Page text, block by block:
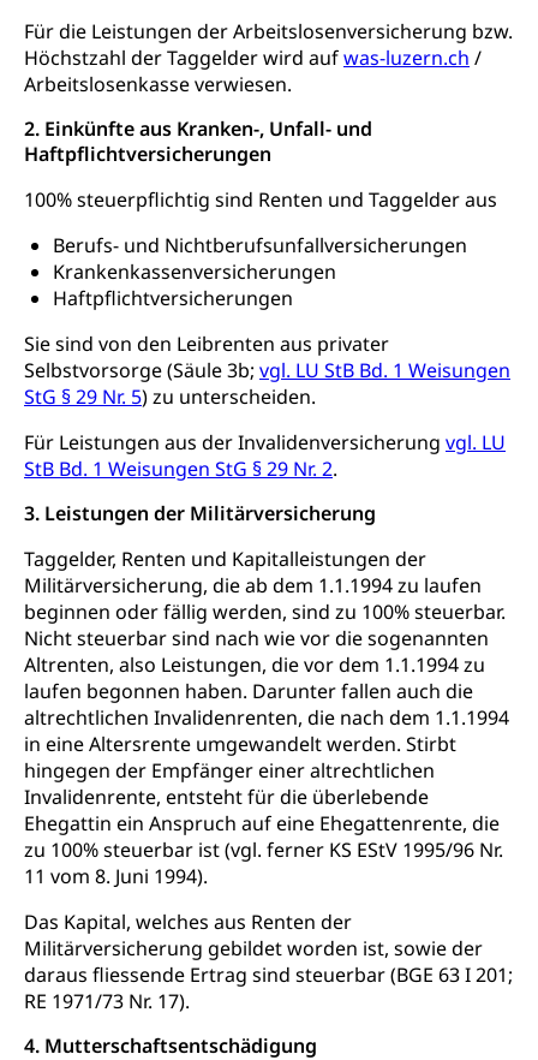
Für die Leistungen der Arbeitslosenversicherung bzw.
Höchstzahl der Taggelder wird aufwas-luzern.ch /
Arbeitslosenkasse verwiesen.
2. Einkünfte aus Kranken-, Unfall- und
Haftpflichtversicherungen
100% steuerpflichtig sind Renten und Taggelder aus
Berufs- und Nichtberufsunfallversicherungen
Krankenkassenversicherungen
Haftpflichtversicherungen
Sie sind von den Leibrenten aus privater
Selbstvorsorge (Säule 3b; vgl. LU StB Bd. 1 Weisungen
StG § 29 Nr. 5) zu unterscheiden.
Für Leistungen aus der Invalidenversicherung vgl. LU
StB Bd. 1 Weisungen StG § 29 Nr. 2.
3. Leistungen der Militärversicherung
Taggelder, Renten und Kapitalleistungen der
Militärversicherung, die ab dem 1.1.1994 zu laufen
beginnen oder fällig werden, sind zu 100% steuerbar.
Nicht steuerbar sind nach wie vor die sogenannten
Altrenten, also Leistungen, die vor dem 1.1.1994 zu
laufen begonnen haben. Darunter fallen auch die
altrechtlichen Invalidenrenten, die nach dem 1.1.1994
in eine Altersrente umgewandelt werden. Stirbt
hingegen der Empfänger einer altrechtlichen
Invalidenrente, entsteht für die überlebende
Ehegattin ein Anspruch auf eine Ehegattenrente, die
zu 100% steuerbar ist (vgl. ferner KS EStV 1995/96 Nr.
11 vom 8. Juni 1994).
Das Kapital, welches aus Renten der
Militärversicherung gebildet worden ist, sowie der
daraus fliessende Ertrag sind steuerbar (BGE 63 I 201;
RE 1971/73 Nr. 17).
4. Mutterschaftsentschädigung
Bücher, Bundesarchiv, Landesbibliothek
Staatsarchiv Luzern
Zentral- und Hochschulbibliothek
Archiv der Denkmalpflege
Kulturelle Einrichtungen
Museen, Theater, Bibliotheken
Dienststelle Kultur
Kunst & Kultur (Luzern Tourismus)
Kulturförderung
Kulturpolitik, Sprachförderung, Denkmalpflege,
kulturelles Angebot, Kulturerbe, kulturelles Erbe,
Nachwuchsförderung, Vermittlung, Selektive
Förderung, Kulturausschreibungen, Kulturpreis,
Werkbeitrag, Produktionsbeitrag, Recherche,
Musik, Entwicklung, Programmbeiträge,
Filmförderung, Regionale Förderfonds,
Werkankäufe, Kunstankäufe, Kunst und Bau, Schule
und Kultur, Kulturgesuche, Kulturvermittlung
Kulturförderung und Vermittlung
Angebote für Schulklassen
Zentralschweizer Filmförderung
Mobilität
Schiene und öffentlicher Verkehr
Schienenverkehr, Zugverkehr, Bahnverkehr,
Transportmittel, öffentlicher Verkehr
Verkehrsverbund Luzern VVL
Öffentlicher Verkehr Luzern Mobil
Schifffahrt
Schiffsverkehr, Binnenschifffahrt, Seeschifffahrt,
Flussschifffahrt
Schifffahrt (Strassenverkehrsamt)
Strasse
Autoverkehr, Lastwagenverkehr, Schwerverkehr,
leistungsabhängige Schwerverkehrsabgabe,
Langsamverkehr, Transportmittel, Auto, Motorrad,
Individualverkehr
zentras (Betrieb und Unterhalt LU, OW, NW,
Strassenverkehrsamt
Persönliches